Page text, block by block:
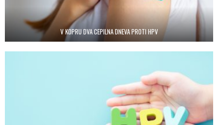
V KOPRU DVA CEPILNA DNEVA PROTI HPV